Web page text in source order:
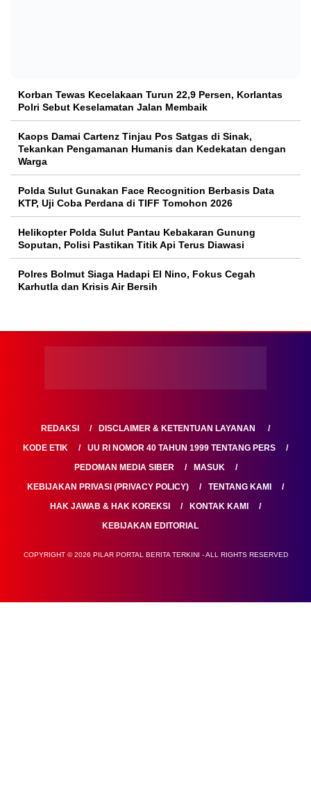
Korban Tewas Kecelakaan Turun 22,9 Persen, Korlantas
Polri Sebut Keselamatan Jalan Membaik
Kaops Damai Cartenz Tinjau Pos Satgas di Sinak,
Tekankan Pengamanan Humanis dan Kedekatan dengan
Warga
Polda Sulut Gunakan Face Recognition Berbasis Data
KTP, Uji Coba Perdana di TIFF Tomohon 2026
Helikopter Polda Sulut Pantau Kebakaran Gunung
Soputan, Polisi Pastikan Titik Api Terus Diawasi
Polres Bolmut Siaga Hadapi El Nino, Fokus Cegah
Karhutla dan Krisis Air Bersih
REDAKSI
DISCLAIMER & KETENTUAN LAYANAN
KODE ETIK
UU RI NOMOR 40 TAHUN 1999 TENTANG PERS
PEDOMAN MEDIA SIBER
MASUK
KEBIJAKAN PRIVASI (PRIVACY POLICY)
TENTANG KAMI
HAK JAWAB & HAK KOREKSI
KONTAK KAMI
KEBIJAKAN EDITORIAL
COPYRIGHT © 2026 PILAR PORTAL BERITA TERKINI - ALL RIGHTS RESERVED